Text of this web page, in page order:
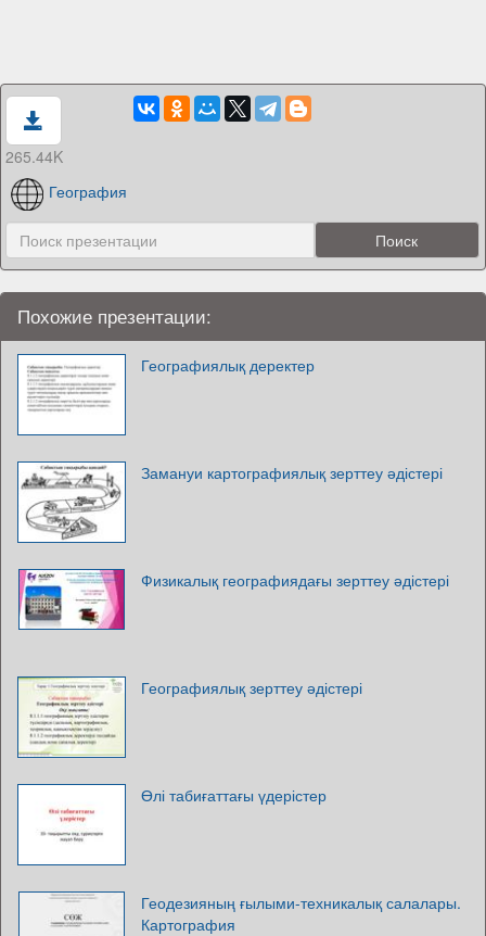
265.44K
География
Похожие презентации:
Географиялық деректер
Замануи картографиялық зерттеу әдістері
Физикалық географиядағы зерттеу әдістері
Географиялық зерттеу әдістері
Өлі табиғаттағы үдерістер
Геодезияның ғылыми-техникалық салалары.
Картография